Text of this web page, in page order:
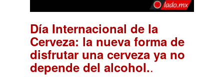
Día Internacional de la
Cerveza: la nueva forma de
disfrutar una cerveza ya no
depende del alcohol..